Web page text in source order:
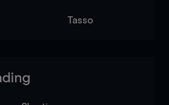
Tasso